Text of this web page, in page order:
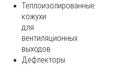
Теплоизолированные
кожухи
для
вентиляционных
выходов
Дефлекторы